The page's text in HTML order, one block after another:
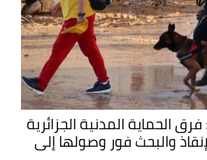
الحماية المدنية الجزائرية
والبحث فور وصولها إلى